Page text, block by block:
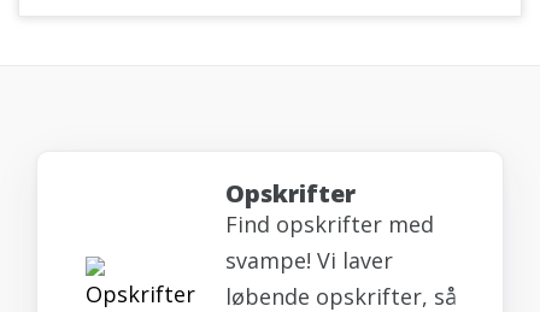
Opskrifter
Find opskrifter med
svampe! Vi laver
løbende opskrifter, så